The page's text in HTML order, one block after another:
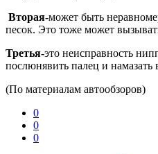
Вторая-может быть
песок. Это тоже может
Третья-это неисправность
послюнявить палец и
(По материалам автообзоров)
0
0
0